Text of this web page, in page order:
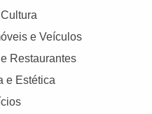
e Veículos
Restaurantes
e Estética